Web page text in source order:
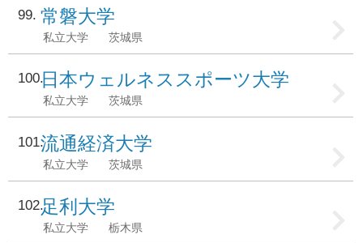
99 常磐大学
私立大学 茨城県
100日本ウェルネススポーツ大学
私立大学 茨城県
101流通経済大学
私立大学 茨城県
102足利大学
私立大学 栃木県